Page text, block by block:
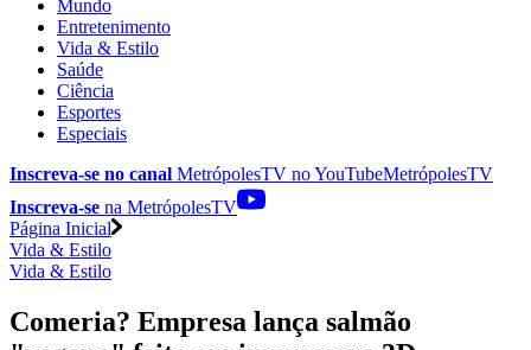
Mundo
Entretenimento
Vida & Estilo
Saúde
Ciência
Esportes
Especiais
Inscreva-se no canal MetrópolesTV noYouTubeMetrópolesTV
Inscreva-se na MetrópolesTV
Página Inicial
Vida & Estilo
Vida & Estilo
Comeria? Empresa lança salmão